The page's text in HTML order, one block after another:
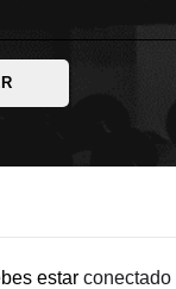
estar conectado